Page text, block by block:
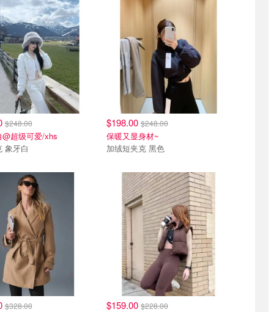
$248.00
@超级可爱/xhs
象牙白
$198.00 $248.00
保暖又显身材~
加绒短夹克 黑色
$328.00 $159.00 $228.00